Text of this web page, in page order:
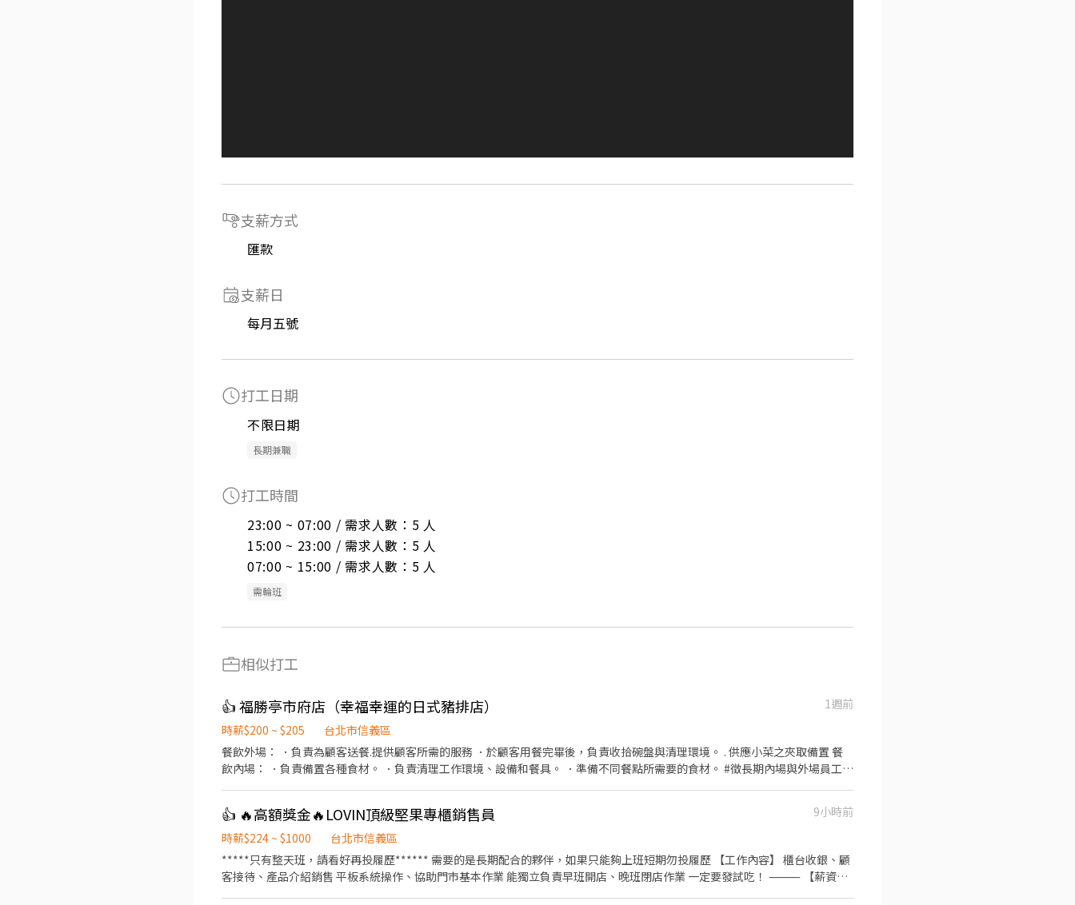
支薪方式
匯款
支薪日
每月五號
打工日期
不限日期
長期兼職
打工時間
23:00 ~ 07:00 / 需求人數：5 人
15:00 ~ 23:00 / 需求人數：5 人
07:00 ~ 15:00 / 需求人數：5 人
需輪班
相似打工
👍 福勝亭市府店（幸福幸運的日式豬排店）
1週前
時薪$200 ~ $205
台北市信義區
餐飲外場： ．負責為顧客送餐.提供顧客所需的服務 ．於顧客用餐完畢後，負責收拾碗盤與清理環境。 . 供應小菜之夾取備置 餐
飲內場： ．負責備置各種食材。 ．負責清理工作環境、設備和餐具。 ．準備不同餐點所需要的食材。 #徵長期內場與外場員工.
步一步慢慢學習肯定學得起來↗️ 徵得就是正在看這篇的你 不用害羞 趕快加入我們吧～🤪🤪
👍 🔥高額獎金🔥LOVIN頂級堅果專櫃銷售員
9小時前
時薪$224 ~ $1000
台北市信義區
*****只有整天班，請看好再投履歷****** 需要的是長期配合的夥伴，如果只能夠上班短期勿投履歷 【工作內容】 櫃台收銀、顧
客接待、產品介紹銷售 平板系統操作、協助門市基本作業 能獨立負責早班開店、晚班閉店作業 一定要發試吃！ ⸻ 【薪資制